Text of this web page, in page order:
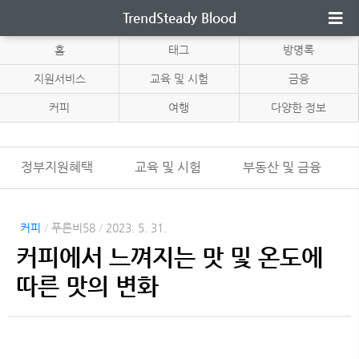
TrendSteady Blood
홈 태그 방명록
지원서비스 교육 및 시험 금융
커피 여행 다양한 정보
정부지원혜택 교육 및 시험 부동산 및 금융
커피 / 푸른비58 / 2023. 5. 31.
커피에서 느껴지는 맛 및 온도에
따른 맛의 변화